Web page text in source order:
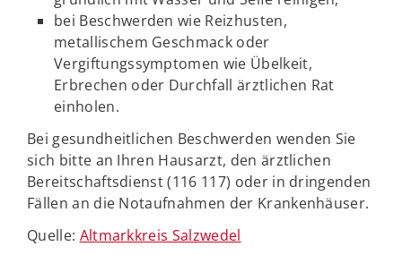
bei Beschwerden wie Reizhusten,
metallischem Geschmack oder
Vergiftungssymptomen wie Übelkeit,
Erbrechen oder Durchfall ärztlichen Rat
einholen.
Bei gesundheitlichen Beschwerden wenden Sie
sich bitte an Ihren Hausarzt, den ärztlichen
Bereitschaftsdienst (116 117) oder in dringenden
Fällen an die Notaufnahmen der Krankenhäuser.
Quelle: Altmarkkreis Salzwedel